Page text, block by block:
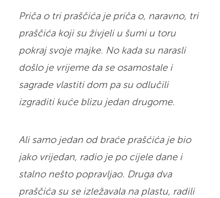
Priča o tri praščića je priča o, naravno, tri
praščića koji su živjeli u šumi u toru
pokraj svoje majke. No kada su narasli
došlo je vrijeme da se osamostale i
sagrade vlastiti dom pa su odlučili
izgraditi kuće blizu jedan drugome.
Ali samo jedan od braće prašćića je bio
jako vrijedan, radio je po cijele dane i
stalno nešto popravljao. Druga dva
praščića su se izležavala na plastu, radili